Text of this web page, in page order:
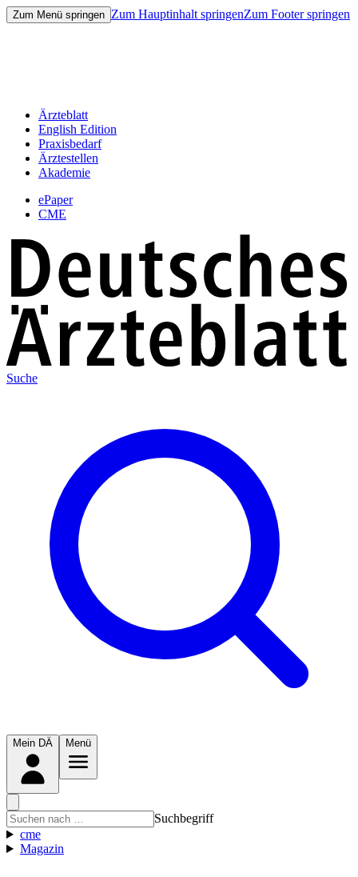
Zum Menü springen Zum Hauptinhalt springenZum Footer springen
Ärzteblatt
English Edition
Praxisbedarf
Ärztestellen
Akademie
ePaper
CME
Suche
Mein DÄ Menü
Suchbegriff
cme
Magazin